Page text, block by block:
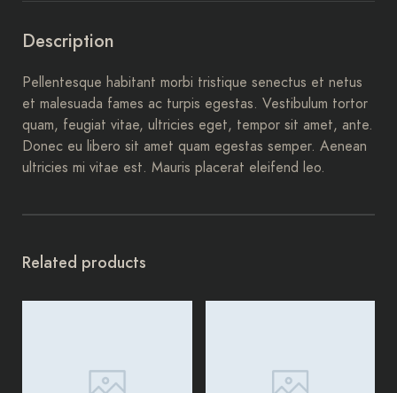
Description
Pellentesque habitant morbi tristique senectus et netus
et malesuada fames ac turpis egestas. Vestibulum tortor
quam, feugiat vitae, ultricies eget, tempor sit amet, ante.
Donec eu libero sit amet quam egestas semper. Aenean
ultricies mi vitae est. Mauris placerat eleifend leo.
Related products